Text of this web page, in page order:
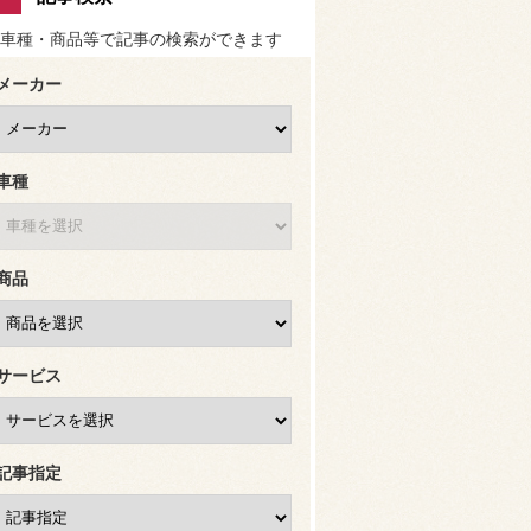
種・商品等で記事の検索ができます
ーカー
種
品
ービス
事指定